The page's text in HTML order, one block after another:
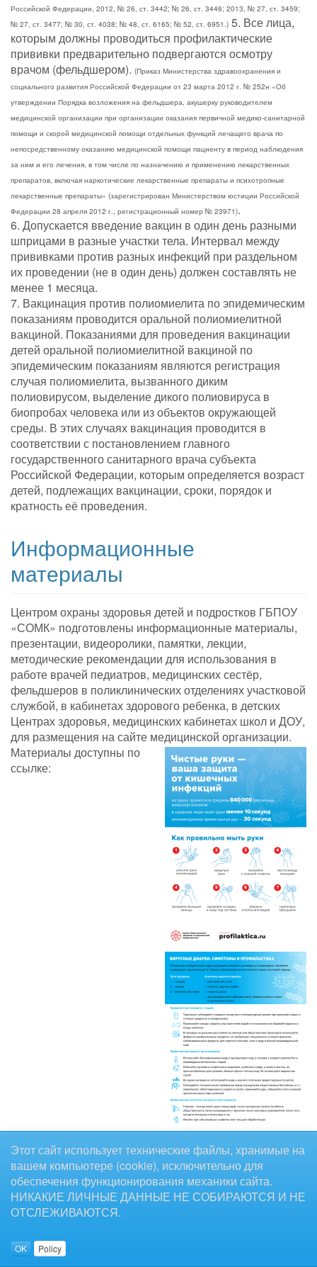
Российской Федерации, 2012, № 26, ст. 3442; № 26, ст. 3446; 2013, № 27, ст. 3459;
№ 27, ст. 3477; № 30, ст. 4038; № 48, ст. 6165; № 52, ст. 6951.) 5. Все лица,
которым должны проводиться профилактические
прививки предварительно подвергаются осмотру
врачом (фельдшером). (Приказ Министерства здравоохранения и
социального развития Российской Федерации от 23 марта 2012 г. № 252н «Об
утверждении Порядка возложения на фельдшера, акушерку руководителем
медицинской организации при организации оказания первичной медико-санитарной
помощи и скорой медицинской помощи отдельных функций лечащего врача по
непосредственному оказанию медицинской помощи пациенту в период наблюдения
за ним и его лечения, в том числе по назначению и применению лекарственных
препаратов, включая наркотические лекарственные препараты и психотропные
лекарственные препараты» (зарегистрирован Министерством юстиции Российской
Федерации 28 апреля 2012 г., регистрационный номер № 23971).
6. Допускается введение вакцин в один день разными
шприцами в разные участки тела. Интервал между
прививками против разных инфекций при раздельном
их проведении (не в один день) должен составлять не
менее 1 месяца.
7. Вакцинация против полиомиелита по эпидемическим
показаниям проводится оральной полиомиелитной
вакциной. Показаниями для проведения вакцинации
детей оральной полиомиелитной вакциной по
эпидемическим показаниям являются регистрация
случая полиомиелита, вызванного диким
полиовирусом, выделение дикого полиовируса в
биопробах человека или из объектов окружающей
среды. В этих случаях вакцинация проводится в
соответствии с постановлением главного
государственного санитарного врача субъекта
Российской Федерации, которым определяется возраст
детей, подлежащих вакцинации, сроки, порядок и
кратность её проведения.
Информационные
материалы
Центром охраны здоровья детей и подростков ГБПОУ
«СОМК» подготовлены информационные материалы,
презентации, видеоролики, памятки, лекции,
методические рекомендации для использования в
работе врачей педиатров, медицинских сестёр,
фельдшеров в поликлинических отделениях участковой
службой, в кабинетах здорового ребенка, в детских
Центрах здоровья, медицинских кабинетах школ и ДОУ,
для размещения на сайте медицинской организации.
Материалы доступны по
ссылке:
Этот сайт использует технические файлы, хранимые на
вашем компьютере (cookie), исключительно для
обеспечения функционирования механики сайта.
НИКАКИЕ ЛИЧНЫЕ ДАННЫЕ НЕ СОБИРАЮТСЯ И НЕ
ОТСЛЕЖИВАЮТСЯ.
OK Policy